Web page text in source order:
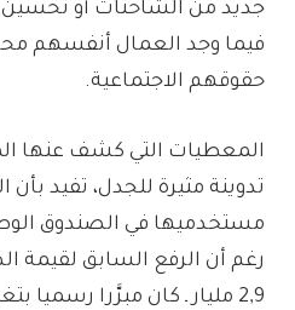
جديد من الشاحنات أو
فيما وجد العمال أنفسهم
حقوقهم الاجتماعية.
المعطيات التي كشف عنها
تدوينة مثيرة للجدل، تفيد
مستخدميها في الصندوق
2,9 مليار ـ كان مبرَّرا